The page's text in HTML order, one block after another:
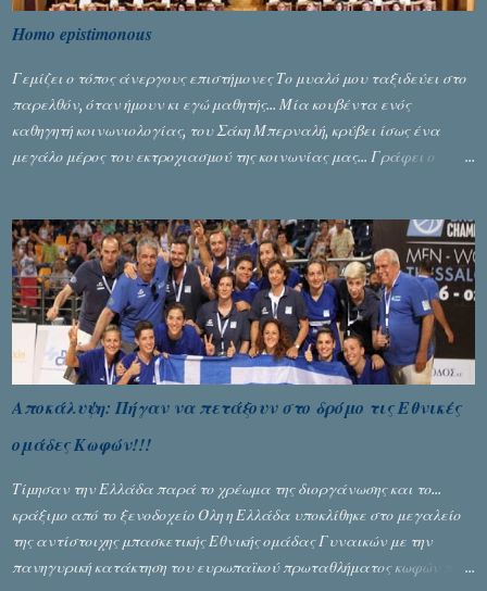
Homo epistimonous
Γεμίζει ο τόπος άνεργους επιστήμονες Το μυαλό μου ταξιδεύει στο
παρελθόν, όταν ήμουν κι εγώ μαθητής... Μία κουβέντα ενός
καθηγητή κοινωνιολογίας, του Σάκη Μπερναλή, κρύβει ίσως ένα
μεγάλο μέρος του εκτροχιασμού της κοινωνίας μας... Γράφει ο
Αποκάλυψη: Πήγαν να πετάξουν στο δρόμο τις Εθνικές
ομάδες Κωφών!!!
Τίμησαν την Ελλάδα παρά το χρέωμα της διοργάνωσης και το...
κράξιμο από το ξενοδοχείο Όλη η Ελλάδα υποκλίθηκε στο μεγαλείο
της αντίστοιχης μπασκετικής Εθνικής ομάδας Γυναικών με την
πανηγυρική κατάκτηση του ευρωπαϊκού πρωταθλήματος κωφών που